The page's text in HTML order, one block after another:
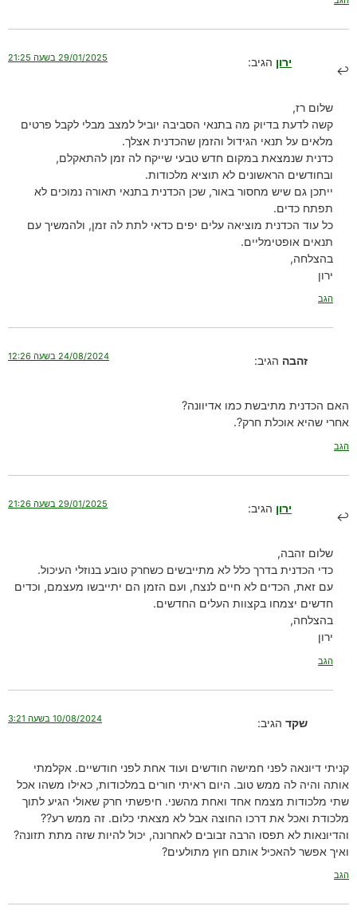
ירון הגיב: 29/01/2025 בשעה 21:25
שלום רז,
קשה לדעת בדיוק מה בתנאי הסביבה יוביל למצב מבלי לקבל פרטים
מלאים על תנאי הגידול והזמן שהכדנית אצלך.
כדנית שנמצאת במקום חדש טבעי שייקח לה זמן להתאקלם,
ובחודשים הראשונים לא תוציא מלכודות.
ייתכן גם שיש מחסור באור, שכן הכדנית בתנאי תאורה נמוכים לא
תפתח כדים.
כל עוד הכדנית מוציאה עלים יפים כדאי לתת לה זמן, ולהמשיך עם
תנאים אופטימליים.
בהצלחה,
ירון
הגב
זהבה הגיב: 24/08/2024 בשעה 12:26
האם הכדנית מתיבשת כמו אדיוונה?
אחרי שהיא אוכלת חרק?.
הגב
ירון הגיב: 29/01/2025 בשעה 21:26
שלום זהבה,
כדי הכדנית בדרך כלל לא מתייבשים כשחרק טובע בנוזלי העיכול.
עם זאת, הכדים לא חיים לנצח, ועם הזמן הם יתייבשו מעצמם, וכדים
חדשים יצמחו בקצוות העלים החדשים.
בהצלחה,
ירון
הגב
שקד הגיב: 10/08/2024 בשעה 3:21
קניתי דיונאה לפני חמישה חודשים ועוד אחת לפני חודשיים. אקלמתי
אותה והיה לה ממש טוב. היום ראיתי חורים במלכודות, כאילו משהו אכל
שתי מלכודות מצמח אחד ואחת מהשני. חיפשתי חרק שאולי הגיע לתוך
מלכודת ואכל את דרכו החוצה אבל לא מצאתי כלום. זה ממש רע??
והדיונאות לא תפסו הרבה זבובים לאחרונה, יכול להיות שזה מתת תזונה?
ואיך אפשר להאכיל אותם חוץ מתולעים?
הגב